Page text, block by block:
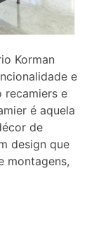
Korman
e
recamiers e
é aquela
de
design que
montagens,